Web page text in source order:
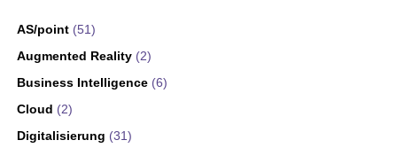
AS/point (51)
Augmented Reality (2)
Business Intelligence (6)
Cloud (2)
Digitalisierung (31)